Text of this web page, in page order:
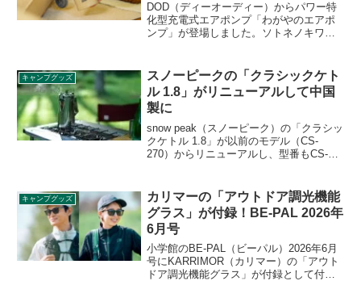
DOD（ディーオーディー）からパワー特
化型充電式エアポンプ「わがやのエアポ
ンプ」が登場しました。ソトネノキワミ
式のプールや大容量エアマットを複数枚
所持している方には特におすすめのアイ
テムです。詳細をレビューします。
キャンプグッズ
スノーピークの「クラシックケト
ル 1.8」がリニューアルして中国
製に
snow peak（スノーピーク）の「クラシッ
クケトル 1.8」が以前のモデル（CS-
270）からリニューアルし、型番もCS-
国に変更となっています。詳細をレビュ
ーします。
キャンプグッズ
カリマーの「アウトドア調光機能
グラス」が付録！BE-PAL 2026年
6月号
小学館のBE-PAL（ビーパル）2026年6月
号にKARRIMOR（カリマー）の「アウト
ドア調光機能グラス」が付録として付き